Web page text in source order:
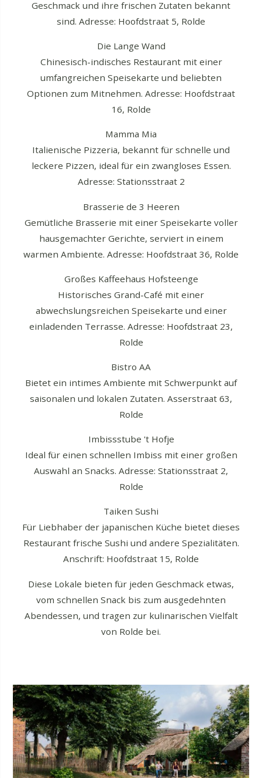
Geschmack und ihre frischen Zutaten bekannt
sind. Adresse: Hoofdstraat 5, Rolde
Die Lange Wand
Chinesisch-indisches Restaurant mit einer
umfangreichen Speisekarte und beliebten
Optionen zum Mitnehmen. Adresse: Hoofdstraat
16, Rolde
Mamma Mia
Italienische Pizzeria, bekannt für schnelle und
leckere Pizzen, ideal für ein zwangloses Essen.
Adresse: Stationsstraat 2
Brasserie de 3 Heeren
Gemütliche Brasserie mit einer Speisekarte voller
hausgemachter Gerichte, serviert in einem
warmen Ambiente. Adresse: Hoofdstraat 36, Rolde
Großes Kaffeehaus Hofsteenge
Historisches Grand-Café mit einer
abwechslungsreichen Speisekarte und einer
einladenden Terrasse. Adresse: Hoofdstraat 23,
Rolde
Bistro AA
Bietet ein intimes Ambiente mit Schwerpunkt auf
saisonalen und lokalen Zutaten. Asserstraat 63,
Rolde
Imbissstube 't Hofje
Ideal für einen schnellen Imbiss mit einer großen
Auswahl an Snacks. Adresse: Stationsstraat 2,
Rolde
Taiken Sushi
Für Liebhaber der japanischen Küche bietet dieses
Restaurant frische Sushi und andere Spezialitäten.
Anschrift: Hoofdstraat 15, Rolde
Diese Lokale bieten für jeden Geschmack etwas,
vom schnellen Snack bis zum ausgedehnten
Abendessen, und tragen zur kulinarischen Vielfalt
von Rolde bei.